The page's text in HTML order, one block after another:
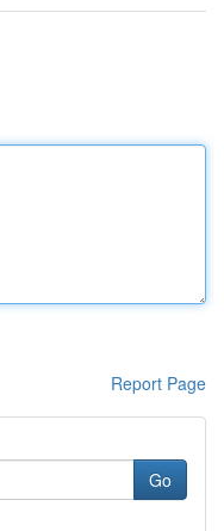
Report Page
Go